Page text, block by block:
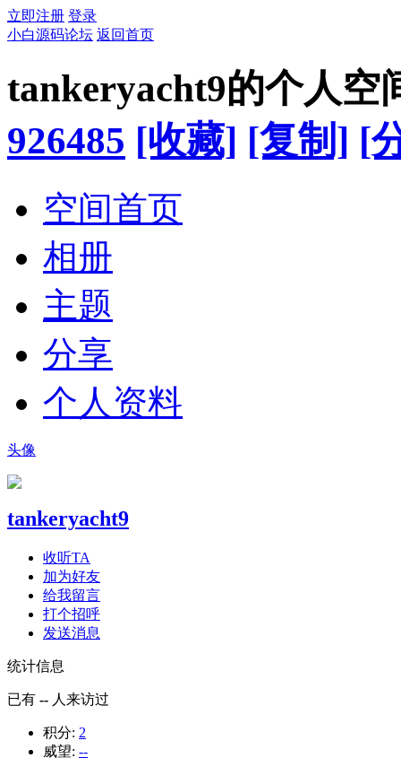
立即注册 登录
小白源码论坛 返回首页
tankeryacht9的个人空
926485 [收藏] [复制] [
空间首页
相册
主题
分享
个人资料
头像
tankeryacht9
收听TA
加为好友
给我留言
打个招呼
发送消息
统计信息
已有 -- 人来访过
积分: 2
威望: --